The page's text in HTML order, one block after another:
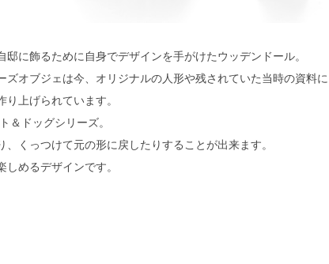
に飾るために自身でデザインを手がけたウッデンドール。
オブジェは今、オリジナルの人形や残されていた当時の資料に
上げられています。
＆ドッグシリーズ。
くっつけて元の形に戻したりすることが出来ます。
めるデザインです。